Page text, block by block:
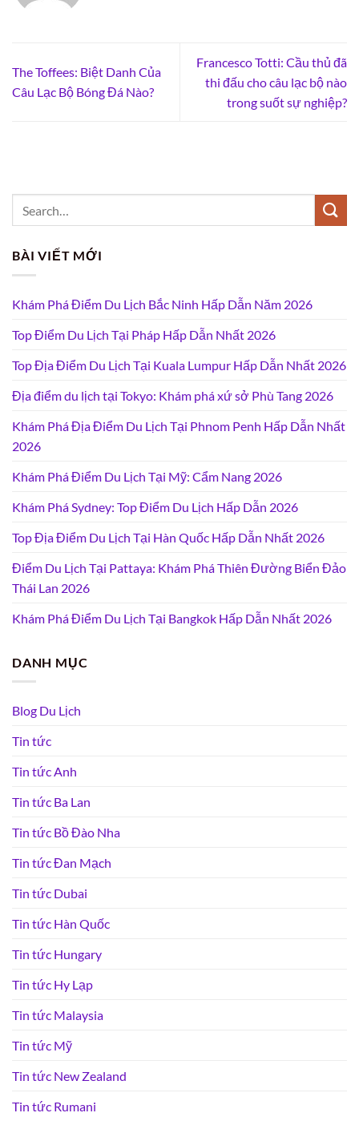
The Toffees: Biệt Danh Của
Câu Lạc Bộ Bóng Đá Nào?
Francesco Totti: Cầu thủ đã
thi đấu cho câu lạc bộ nào
trong suốt sự nghiệp?
BÀI VIẾT MỚI
Khám Phá Điểm Du Lịch Bắc Ninh Hấp Dẫn Năm 2026
Top Điểm Du Lịch Tại Pháp Hấp Dẫn Nhất 2026
Top Địa Điểm Du Lịch Tại Kuala Lumpur Hấp Dẫn Nhất 2026
Địa điểm du lịch tại Tokyo: Khám phá xứ sở Phù Tang 2026
Khám Phá Địa Điểm Du Lịch Tại Phnom Penh Hấp Dẫn Nhất
2026
Khám Phá Điểm Du Lịch Tại Mỹ: Cẩm Nang 2026
Khám Phá Sydney: Top Điểm Du Lịch Hấp Dẫn 2026
Top Địa Điểm Du Lịch Tại Hàn Quốc Hấp Dẫn Nhất 2026
Điểm Du Lịch Tại Pattaya: Khám Phá Thiên Đường Biển Đảo
Thái Lan 2026
Khám Phá Điểm Du Lịch Tại Bangkok Hấp Dẫn Nhất 2026
DANH MỤC
Blog Du Lịch
Tin tức
Tin tức Anh
Tin tức Ba Lan
Tin tức Bồ Đào Nha
Tin tức Đan Mạch
Tin tức Dubai
Tin tức Hàn Quốc
Tin tức Hungary
Tin tức Hy Lạp
Tin tức Malaysia
Tin tức Mỹ
Tin tức New Zealand
Tin tức Rumani